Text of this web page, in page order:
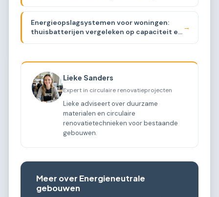
Energieopslagsystemen voor woningen:
thuisbatterijen vergeleken op capaciteit en
→
Lieke Sanders
Expert in circulaire renovatieprojecten
Lieke adviseert over duurzame
materialen en circulaire
renovatietechnieken voor bestaande
gebouwen.
Meer over Energieneutrale
gebouwen